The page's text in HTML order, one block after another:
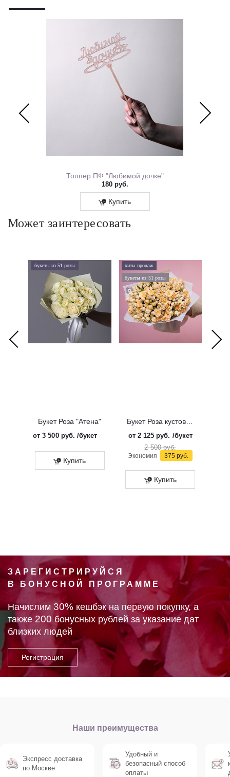
Топпер ПФ "Любимой дочке"
180 руб.
Купить
Может заинтересовать
букеты из 51 розы
Букет Роза "Атена"
от3 500 руб. /букет
Купить
хиты продаж
букеты из 51 розы
Букет Роза кустовая "Солинеро"
от 2 125 руб. /букет
2 500 руб.
Экономия 375 руб.
Купить
ЗАРЕГИСТРИРУЙСЯ
В БОНУСНОЙ ПРОГРАММЕ
Начислим 30% кешбэк на первую покупку, а
также 200 бонусных рублей за указание дат
близких людей
Наши преимущества
Экспресс доставка
по Москве
Удобный и
безопасный способ
оплаты